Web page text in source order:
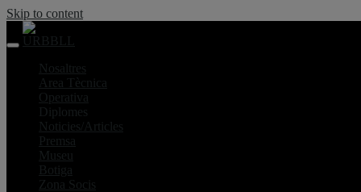
Skip to content
Nosaltres
Area Tècnica
Operativa
Diplomes
Noticies/Articles
Premsa
Museu
Botiga
Zona Socis